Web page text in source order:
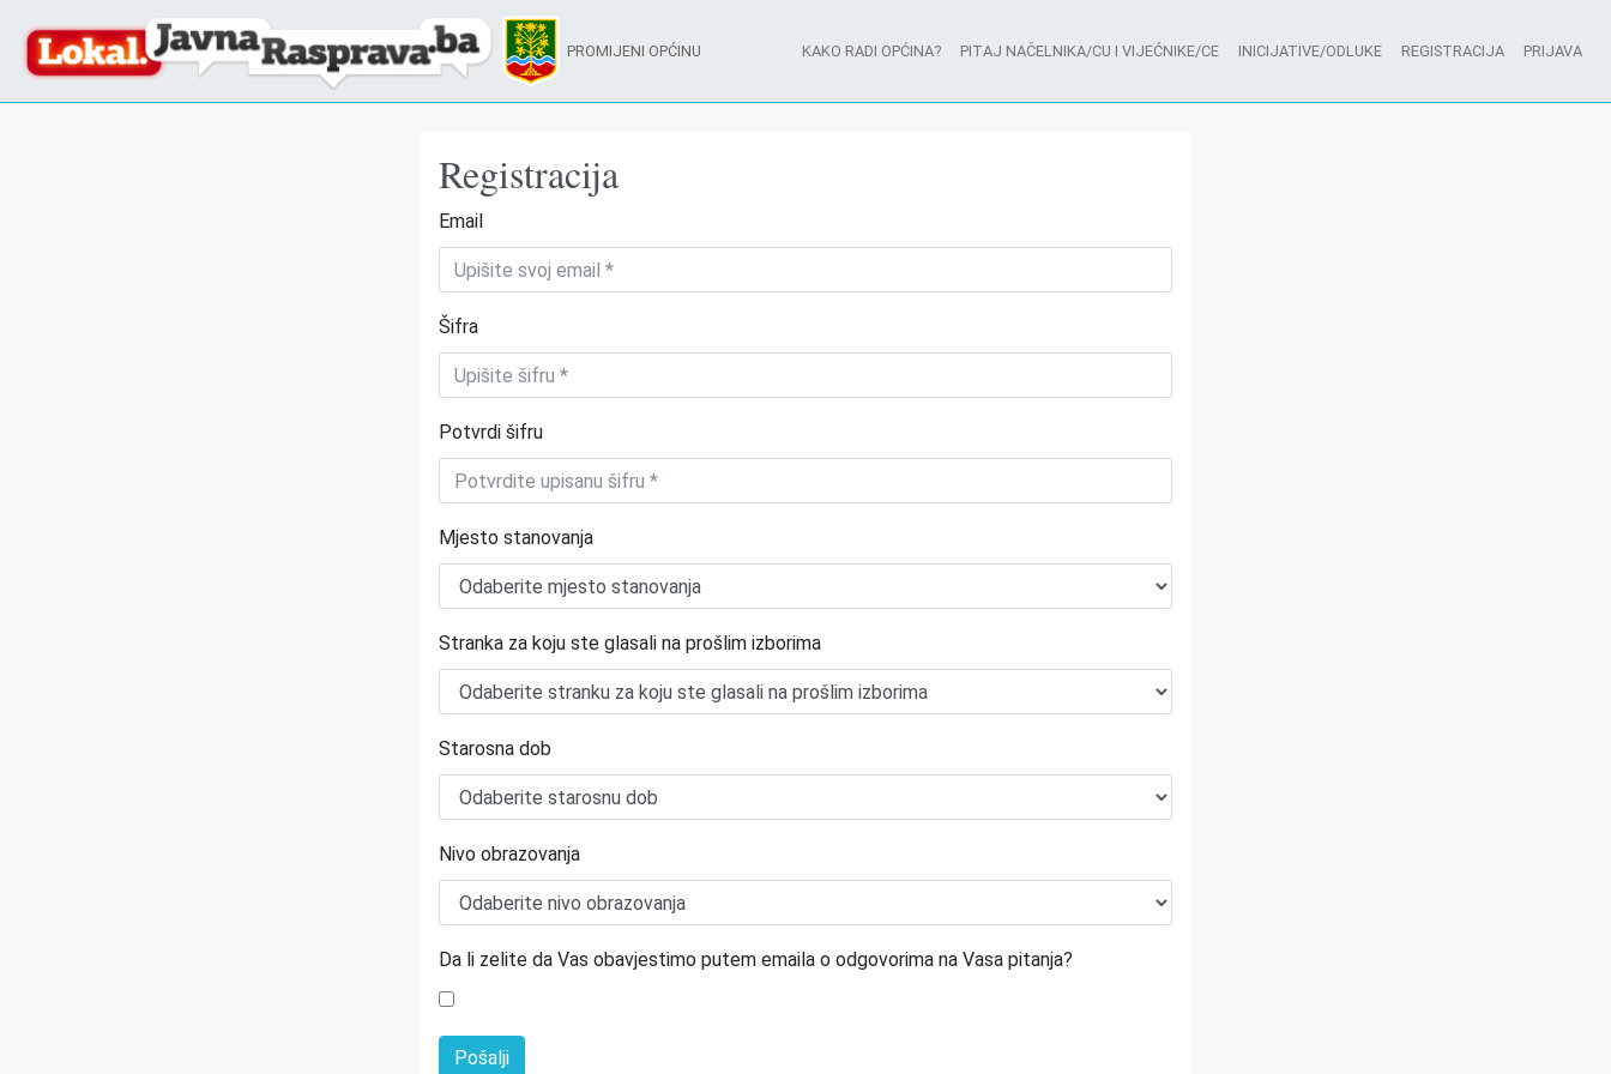
PROMIJENI OPĆINU KAKO RADI OPĆINA? PITAJ NAČELNIKA/CU I VIJEĆNIKE/CE INICIJATIVE/ODLUKE REGISTRACIJA PRIJAVA
Registracija
Email
Šifra
Potvrdi šifru
Mjesto stanovanja
Stranka za koju ste glasali na prošlim izborima
Starosna dob
Nivo obrazovanja
Da li zelite da Vas obavjestimo putem emaila o odgovorima na Vasa pitanja?